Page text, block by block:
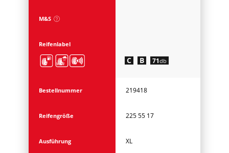
M&S
Reifenlabel
C B 71db
Bestellnummer 219418
Reifengröße 225 55 17
Ausführung XL